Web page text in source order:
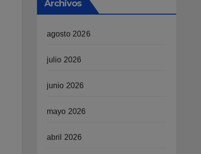
Archivos
agosto 2026
julio 2026
junio 2026
mayo 2026
abril 2026